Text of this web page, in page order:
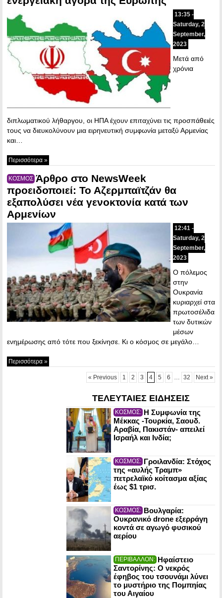
13:35 -
Saturday, 2
September,
2023
Μετά από
χρόνια
διπλωματικού λήθαργου, οι ΗΠΑ έχουν επιταχύνει τις προσπάθειές
τους να διευκολύνουν μια ειρηνευτική συμφωνία μεταξύ Αρμενίας
και…
Περισσότερα »
ΚΟΣΜΟΣ Άρθρο στο NewsWeek
προειδοποιεί: Το Αζερμπαϊτζάν θα
εξαπολύσει νέα γενοκτονία κατά των
Αρμενίων
12:41 -
Saturday, 2
September,
2023
Ο πόλεμος
στην
Ουκρανία
κυριαρχεί στα
πρωτοσέλιδα
των δυτικών
μέσων
ενημέρωσης από τότε που ξεκίνησε. Κι ο κόσμος σε μεγάλο…
Περισσότερα »
« Previous 1 2 3 4 5 6 32 Next »
ΤΕΛΕΥΤΑΙΕΣ ΕΙΔΗΣΕΙΣ
ΚΟΣΜΟΣ: Η Συμφωνία της
Μέκκας -Τουρκία, Σαουδ.
Αραβία, Πακιστάν- απειλεί
Ισραήλ και Ινδία;
ΚΟΣΜΟΣ: Γροιλανδία: Στόχος
της «αυλής Τραμπ»
πετρελαϊκό κοίτασμα αξίας
έως $1 τρισ.
ΚΟΣΜΟΣ: Βουλγαρία:
Ουκρανικό drone εξερράγη
κοντά σε αγωγό φυσικού
αερίου
ΠΕΡΙΒΑΛΛΟΝ: Ηφαίστειο
Σαντορίνης: Ο νεκρός
έφηβος του τσουνάμι λύνει
το μυστήριο της Πομπηίας
του Αιγαίου